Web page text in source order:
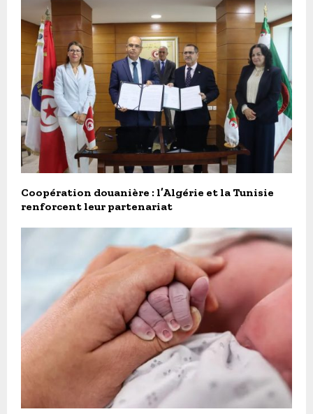
Coopération douanière : l’Algérie et la Tunisie
renforcent leur partenariat